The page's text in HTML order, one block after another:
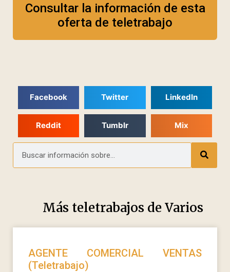
Consultar la información de esta
oferta de teletrabajo
Facebook Twitter LinkedIn
Reddit Tumblr Mix
Más teletrabajos deVarios
AGENTE COMERCIAL VENTAS
(Teletrabajo)